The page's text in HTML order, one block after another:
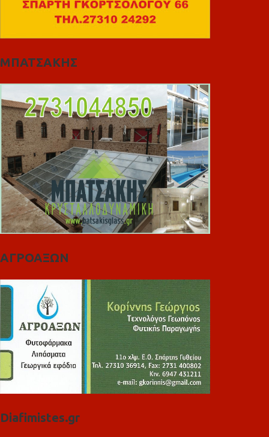
ΜΠΑΤΣΑΚΗΣ
ΑΓΡΟΑΞΩΝ
Diafimistes.gr